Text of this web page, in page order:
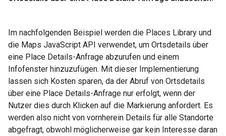
Im nachfolgenden Beispiel werden die Places Library und
die Maps JavaScript API verwendet, um Ortsdetails über
eine Place Details-Anfrage abzurufen und einem
Infofenster hinzuzufügen. Mit dieser Implementierung
lassen sich Kosten sparen, da der Abruf von Ortsdetails
über eine Place Details-Anfrage nur erfolgt, wenn der
Nutzer dies durch Klicken auf die Markierung anfordert. Es
werden also nicht von vornherein Details für alle Standorte
abgefragt, obwohl möglicherweise gar kein Interesse daran